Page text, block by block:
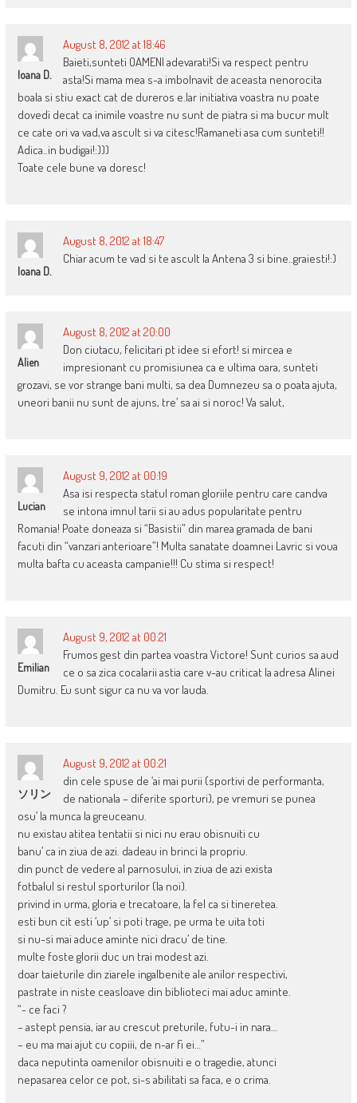
Ioana D.
August 8, 2012 at 18:46
Baieti,sunteti OAMENI adevarati!Si va respect pentru
asta!Si mama mea s-a imbolnavit de aceasta nenorocita
boala si stiu exact cat de dureros e.Iar initiativa voastra nu poate
dovedi decat ca inimile voastre nu sunt de piatra si ma bucur mult
ce cate ori va vad,va ascult si va citesc!Ramaneti asa cum sunteti!!
Adica..in budigai!:)))
Toate cele bune va doresc!
Ioana D.
August 8, 2012 at 18:47
Chiar acum te vad si te ascult la Antena 3 si bine..graiesti!:)
Alien
August 8, 2012 at 20:00
Don ciutacu, felicitari pt idee si efort! si mircea e
impresionant cu promisiunea ca e ultima oara, sunteti
grozavi, se vor strange bani multi, sa dea Dumnezeu sa o poata ajuta,
uneori banii nu sunt de ajuns, tre’ sa ai si noroc! Va salut,
Lucian
August 9, 2012 at 00:19
Asa isi respecta statul roman gloriile pentru care candva
se intona imnul tarii si au adus popularitate pentru
Romania! Poate doneaza si “Basistii” din marea gramada de bani
facuti din “vanzari anterioare”! Multa sanatate doamnei Lavric si voua
multa bafta cu aceasta campanie!!! Cu stima si respect!
Emilian
August 9, 2012 at 00:21
Frumos gest din partea voastra Victore! Sunt curios sa aud
ce o sa zica cocalarii astia care v-au criticat la adresa Alinei
Dumitru. Eu sunt sigur ca nu va vor lauda.
ソリン
August 9, 2012 at 00:21
din cele spuse de ‘ai mai purii (sportivi de performanta,
de nationala – diferite sporturi), pe vremuri se punea
osu’ la munca la greuceanu.
nu existau atitea tentatii si nici nu erau obisnuiti cu
banu’ ca in ziua de azi. dadeau in brinci la propriu.
din punct de vedere al parnosului, in ziua de azi exista
fotbalul si restul sporturilor (la noi).
privind in urma, gloria e trecatoare, la fel ca si tineretea.
esti bun cit esti ‘up’ si poti trage, pe urma te uita toti
si nu-si mai aduce aminte nici dracu’ de tine.
multe foste glorii duc un trai modest azi.
doar taieturile din ziarele ingalbenite ale anilor respectivi,
pastrate in niste ceasloave din biblioteci mai aduc aminte.
“- ce faci ?
– astept pensia, iar au crescut preturile, futu-i in nara…
– eu ma mai ajut cu copiii, de n-ar fi ei…”
daca neputinta oamenilor obisnuiti e o tragedie, atunci
nepasarea celor ce pot, si-s abilitati sa faca, e o crima.